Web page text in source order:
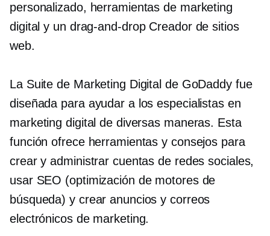
personalizado, herramientas de marketing
digital y un drag-and-dropCreador de sitios
web.
La Suite de Marketing Digital de GoDaddy fue
diseñada para ayudar a los especialistas en
marketing digital de diversas maneras. Esta
función ofrece herramientas y consejos para
crear y administrar cuentas de redes sociales,
usar SEO (optimización de motores de
búsqueda) y crear anuncios y correos
electrónicos de marketing.